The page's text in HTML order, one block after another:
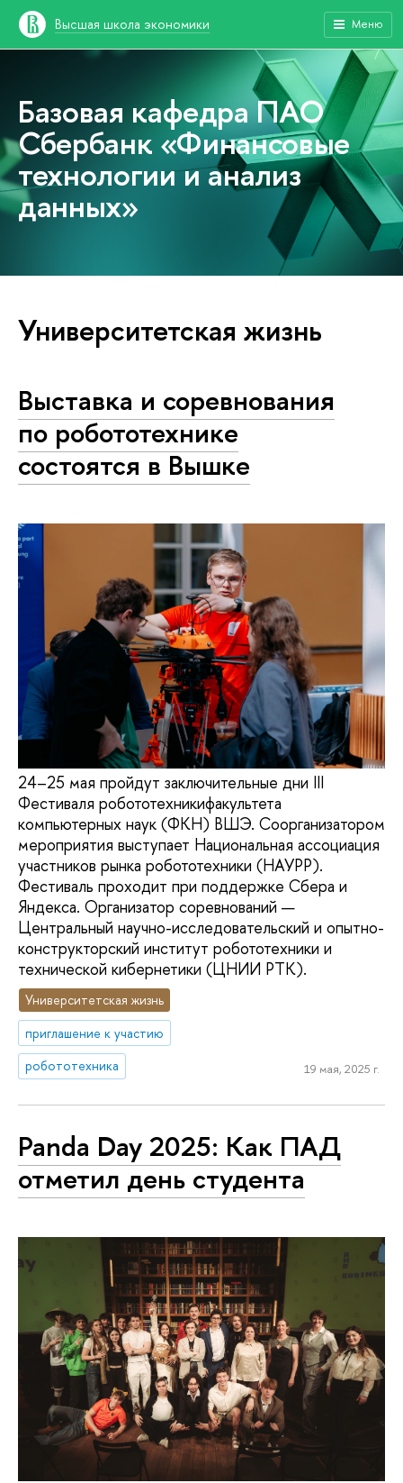
Высшая школа экономики Меню
Базовая кафедра ПАО
Сбербанк «Финансовые
технологии и анализ
данных»
Университетская жизнь
Выставка и соревнования
по робототехнике
состоятся в Вышке
24–25 мая пройдут заключительные дни III
Фестиваля робототехникифакультета
компьютерных наук (ФКН) ВШЭ. Соорганизатором
мероприятия выступает Национальная ассоциация
участников рынка робототехники (НАУРР).
Фестиваль проходит при поддержке Сбера и
Яндекса. Организатор соревнований —
Центральный научно-исследовательский и опытно-
конструкторский институт робототехники и
технической кибернетики (ЦНИИ РТК).
Университетская жизнь
приглашение к участию
робототехника
19 мая, 2025 г.
Panda Day 2025: Как ПАД
отметил день студента